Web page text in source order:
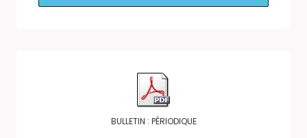
BULLETIN : PÉRIODIQUE